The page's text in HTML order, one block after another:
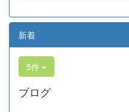
新着
5件
ブログ